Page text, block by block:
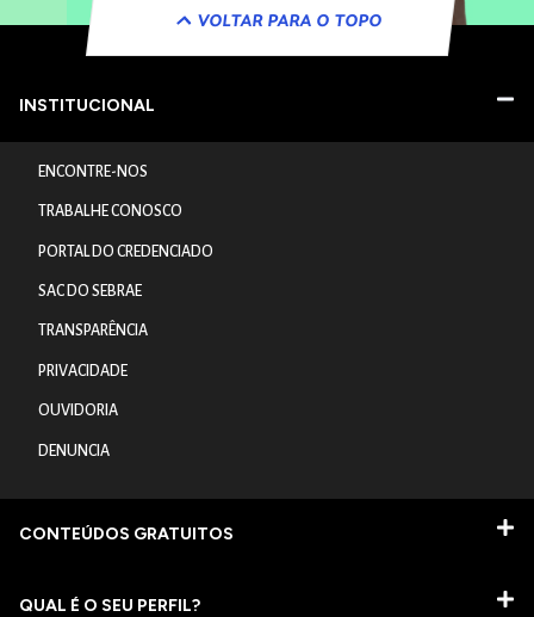
VOLTAR PARA O TOPO
INSTITUCIONAL
ENCONTRE-NOS
TRABALHE CONOSCO
PORTAL DO CREDENCIADO
SAC DO SEBRAE
TRANSPARÊNCIA
PRIVACIDADE
OUVIDORIA
DENUNCIA
CONTEÚDOS GRATUITOS
QUAL É O SEU PERFIL?